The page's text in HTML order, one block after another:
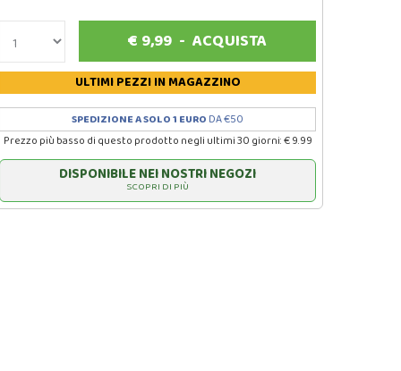
€ 9,99 -ACQUISTA
ULTIMI PEZZIIN MAGAZZINO
SPEDIZIONE A SOLO 1 EURO DA €50
Prezzo più basso di questo prodotto negli ultimi 30 giorni: € 9.99
DISPONIBILE NEI NOSTRI NEGOZI
SCOPRI DI PIÙ